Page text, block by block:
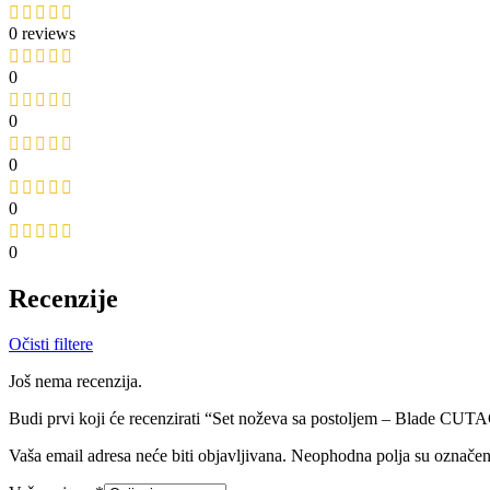
0 reviews
0
0
0
0
0
Recenzije
Očisti filtere
Još nema recenzija.
Budi prvi koji će recenzirati “Set noževa sa postoljem – Blade
Vaša email adresa neće biti objavljivana. Neophodna polja su